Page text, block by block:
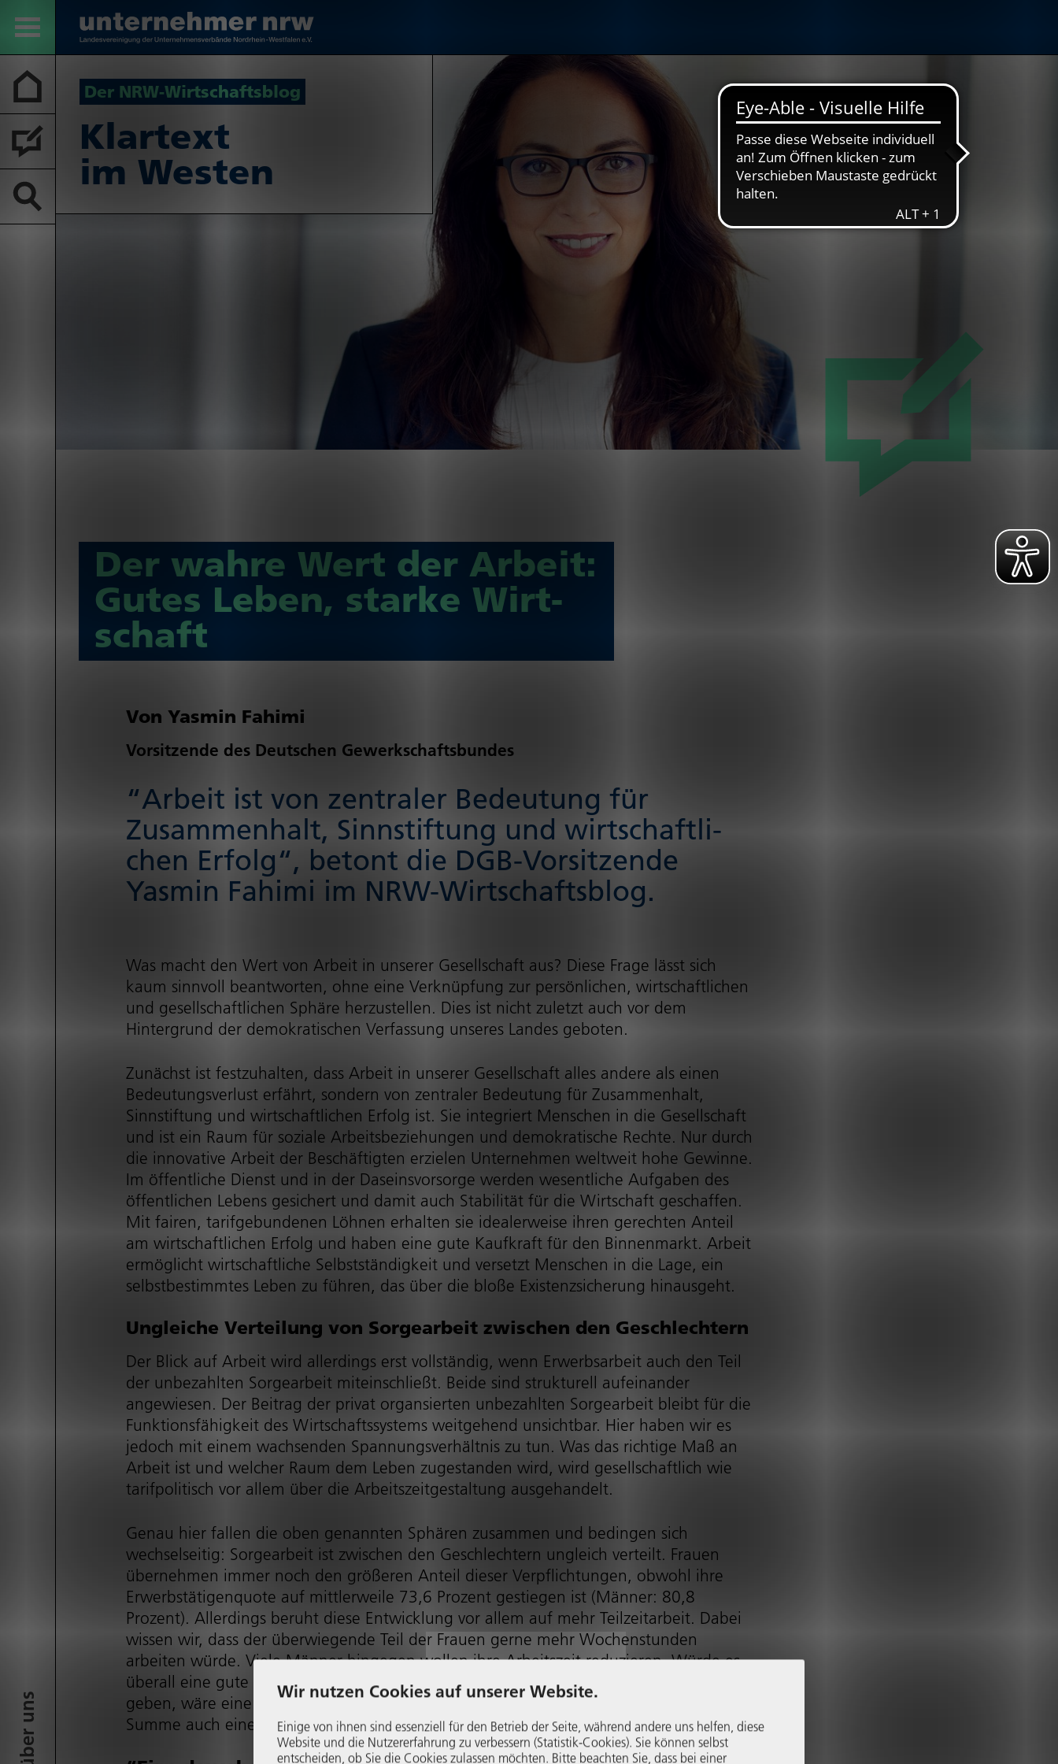
Der NRW-Wirt­schafts­blog
Klartext
im Westen
Der wahre Wert der Arbeit:
Gutes Leben, starke Wirt­
schaft
Von Yasmin Fahimi
Vorsitzende des Deutschen Gewerk­schafts­bundes
“Arbeit ist von zentraler Bedeutung für
Zusammenhalt, Sinnstiftung und wirt­schaft­li­
chen Erfolg“, betont die DGB-Vorsitzende
Yasmin Fahimi im NRW-Wirt­schafts­blog.
Was macht den Wert von Arbeit in unserer Gesellschaft aus? Diese Frage lässt sich
kaum sinnvoll beantworten, ohne eine Verknüpfung zur persönlichen, wirt­schaft­li­chen
und gesell­schaft­li­chen Sphäre herzustellen. Dies ist nicht zuletzt auch vor dem
Hintergrund der demokratischen Verfassung unseres Landes geboten.
Zunächst ist festzuhalten, dass Arbeit in unserer Gesellschaft alles andere als einen
Bedeu­tungs­ver­lust erfährt, sondern von zentraler Bedeutung für Zusammenhalt,
Sinnstiftung und wirt­schaft­li­chen Erfolg ist. Sie integriert Menschen in die Gesellschaft
und ist ein Raum für soziale Arbeits­be­zie­hungen und demokratische Rechte. Nur durch
die innovative Arbeit der Beschäftigten erzielen Unternehmen weltweit hohe Gewinne.
Im öffentliche Dienst und in der Daseins­vor­sorge werden wesentliche Aufgaben des
öffentlichen Lebens gesichert und damit auch Stabilität für die Wirtschaft geschaffen.
Mit fairen, tarif­ge­bun­denen Löhnen erhalten sie idealerweise ihren gerechten Anteil
am wirt­schaft­li­chen Erfolg und haben eine gute Kaufkraft für den Binnenmarkt. Arbeit
ermöglicht wirt­schaft­liche Selbst­stän­dig­keit und versetzt Menschen in die Lage, ein
selbst­be­stimmtes Leben zu führen, das über die bloße Exis­tenz­si­che­rung hinausgeht.
Ungleiche Vertei­lung von Sorge­ar­beit zwischen den Geschlech­tern
Der Blick auf Arbeit wird allerdings erst vollständig, wenn Erwerbsarbeit auch den Teil
der unbezahlten Sorgearbeit miteinschließt. Beide sind strukturell aufeinander
angewiesen. Der Beitrag der privat organsierten unbezahlten Sorgearbeit bleibt für die
Funk­ti­ons­fä­hig­keit des Wirt­schafts­sys­tems weitgehend unsichtbar. Hier haben wir es
jedoch mit einem wachsenden Span­nungs­ver­hältnis zu tun. Was das richtige Maß an
Arbeit ist und welcher Raum dem Leben zugestanden wird, wird gesell­schaft­lich wie
tarifpolitisch vor allem über die Arbeits­zeit­ge­stal­tung ausgehandelt.
Genau hier fallen die oben genannten Sphären zusammen und bedingen sich
wechselseitig: Sorgearbeit ist zwischen den Geschlechtern ungleich verteilt. Frauen
übernehmen immer noch den größeren Anteil dieser Verpflich­tungen, obwohl ihre
Erwerbs­tä­ti­gen­quote auf mittlerweile 73,6 Prozent gestiegen ist (Männer: 80,8
Prozent). Allerdings beruht diese Entwicklung vor allem auf mehr Teilzeitarbeit. Dabei
wissen wir, dass der überwiegende Teil der Frauen gerne mehr Wochenstunden
arbeiten würde. Viele Männer hingegen wollen ihre Arbeitszeit reduzieren. Würde es
überall eine gute Infrastruktur für Kinder­be­treuung und die Pflege von Angehörigen
geben, wäre eine solidarische, moderne Arbeits­zeit­ge­stal­tung für alle möglich, die in
Summe auch eine Steigerung des Arbeits­kräf­te­po­ten­tials bedeuten könnte.
Wir nutzen Cookies auf unserer Website.
Einige von ihnen sind essenziell für den Betrieb der Seite, während andere uns helfen, diese
Website und die Nutzer­er­fah­rung zu verbessern (Statistik-Cookies). Sie können selbst
entscheiden, ob Sie die Cookies zulassen möchten. Bitte beachten Sie, dass bei einer